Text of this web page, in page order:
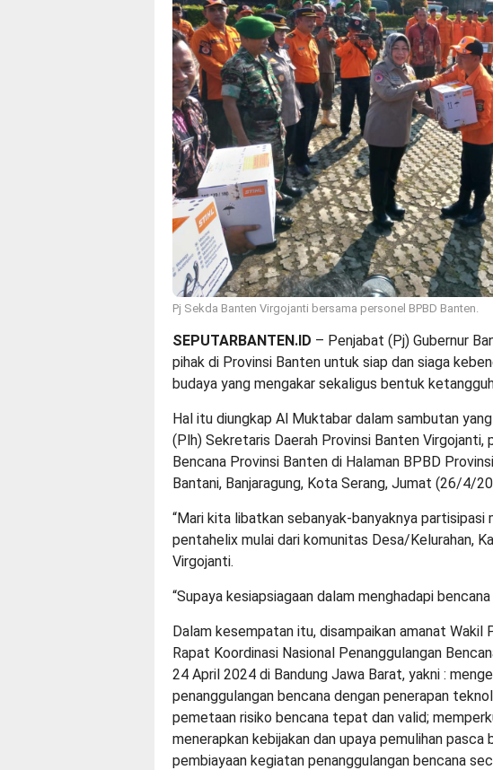
Pj Sekda Banten Virgojanti bersama personel BPBD Banten.
SEPUTARBANTEN.ID – Penjabat (Pj) Gubernur
pihak di Provinsi Banten untuk siap dan siaga
budaya yang mengakar sekaligus bentuk
Hal itu diungkap Al Muktabar dalam sambutan
(Plh) Sekretaris Daerah Provinsi Banten Virgojanti,
Bencana Provinsi Banten di Halaman BPBD
Bantani, Banjaragung, Kota Serang, Jumat (26/4/
“Mari kita libatkan sebanyak-banyaknya partisipasi
pentahelix mulai dari komunitas Desa/Kelurahan,
Virgojanti.
“Supaya kesiapsiagaan dalam menghadapi
Dalam kesempatan itu, disampaikan amanat Wakil
Rapat Koordinasi Nasional Penanggulangan
24 April 2024 di Bandung Jawa Barat, yakni :
penanggulangan bencana dengan penerapan
pemetaan risiko bencana tepat dan valid;
menerapkan kebijakan dan upaya pemulihan pasca
pembiayaan kegiatan penanggulangan bencana